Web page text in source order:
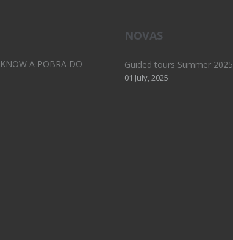
A POBRA DO
NOVAS
Guided tours Summer 2025
01 July, 2025